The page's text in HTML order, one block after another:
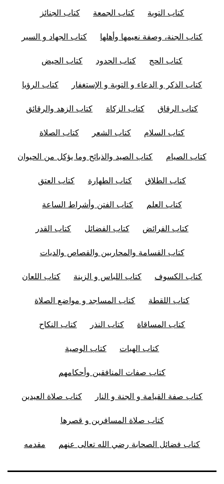
كتاب التوبة كتاب الجمعة كتاب الجنائز
كتاب الجنة، وصفة نعيمها وأهلها كتاب الجهاد و السير
كتاب الحج كتاب الحدود كتاب الحيض
كتاب الذكر و الدعاء و التوبة و الإستغفار كتاب الرؤيا
كتاب الرقاق كتاب الزكاة كتاب الزهد والرقائق
كتاب السلام كتاب الشعر كتاب الصلاة
كتاب الصيام كتاب الصيد والذبائح وما يؤكل من الحيوان
كتاب الطلاق كتاب الطهارة كتاب العتق
كتاب العلم كتاب الفتن وأشراط الساعة
كتاب الفرائض كتاب الفضائل كتاب القدر
كتاب القسامة والمحاربين والقصاص والديات
كتاب الكسوف كتاب اللباس و الزينة كتاب اللعان
كتاب اللقطة كتاب المساجد و مواضع الصلاة
كتاب المساقاة كتاب النذر كتاب النكاح
كتاب الهبات كتاب الوصية
كتاب صفات المنافقين وأحكامهم
كتاب صفة القيامة و الجنة و النار كتاب صلاة العيدين
كتاب صلاة المسافرين و قصرها
كتاب فضائل الصحابة رضي الله تعالى عنهم مقدمه